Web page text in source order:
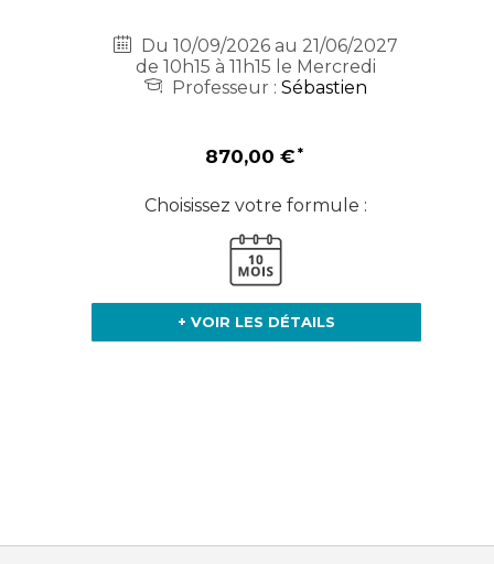
Du 10/09/2026 au 21/06/2027
de 10h15 à 11h15 le Mercredi
Professeur :Sébastien
870,00 €
Choisissez votre formule :
+ VOIR LES DÉTAILS